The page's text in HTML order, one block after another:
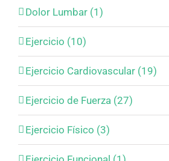
Dolor Lumbar (1)
Ejercicio (10)
Ejercicio Cardiovascular (19)
Ejercicio de Fuerza (27)
Ejercicio Físico (3)